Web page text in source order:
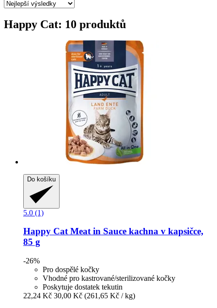
Happy Cat: 10 produktů
Do košíku
5.0 (1)
Happy CatMeat in Sauce kachna v kapsičce,
85 g
-26%
Pro dospělé kočky
Vhodné pro kastrované/sterilizované kočky
Poskytuje dostatek tekutin
22,24 Kč 30,00 Kč (261,65 Kč / kg)